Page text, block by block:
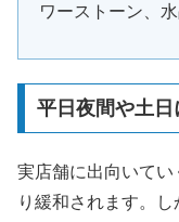
ワーストーン、
平日夜間や土
実店舗に出向いて
り緩和されます。